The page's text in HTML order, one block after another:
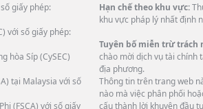
giấy phép:
với số giấy phép:
hòa Síp (CySEC)
tại Malaysia với số
(FSCA) với số giấy
Hạn chế theo khu vực:
khu vực pháp lý nhất định
Tuyên bố miễn trừ trách
chào mời dịch vụ tài chính
địa phương.
Thông tin trên trang web
nào mà việc phân phối
cấu thành lời khuyên đầu